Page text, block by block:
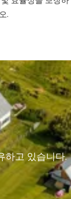
.
하고 있습니다.